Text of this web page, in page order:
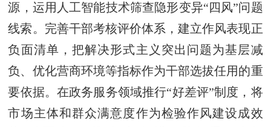
源，运用人工智能技术筛查隐形变异“四风”问题
线索。完善干部考核评价体系，建立作风表现正
负面清单，把解决形式主义突出问题为基层减
负、优化营商环境等指标作为干部选拔任用的重
要依据。在政务服务领域推行“好差评”制度，将
市场主体和群众满意度作为检验作风建设成效